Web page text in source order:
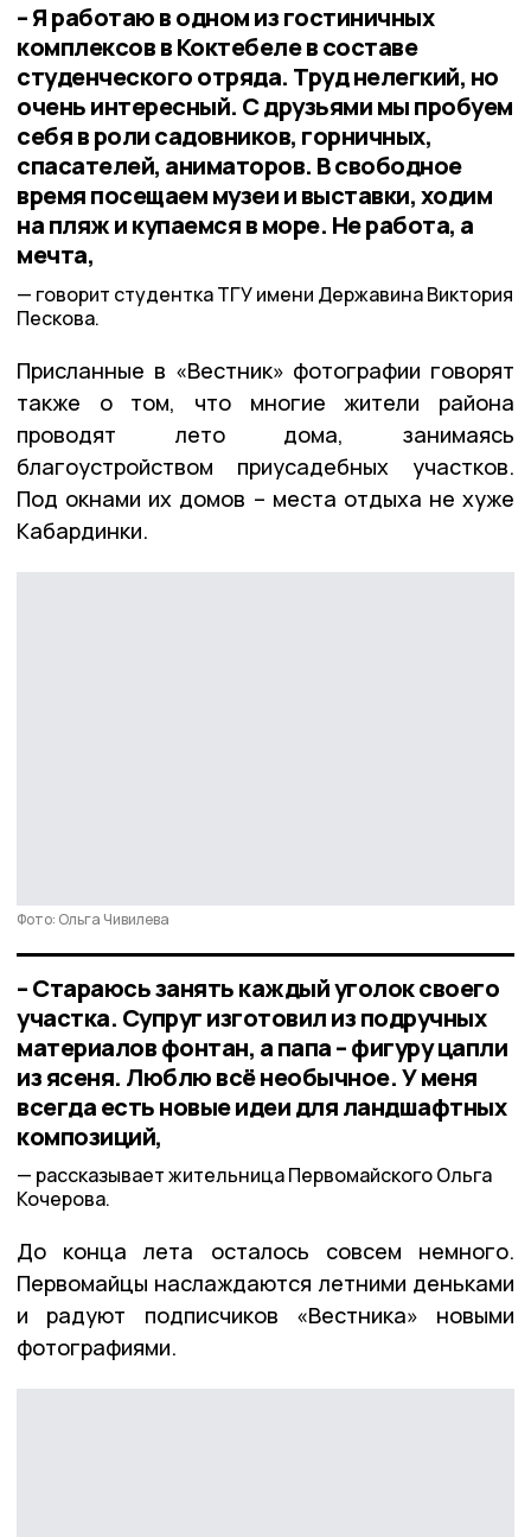
– Я работаю в одном из гостиничных
комплексов в Коктебеле в составе
студенческого отряда. Труд нелегкий, но
очень интересный. С друзьями мы пробуем
себя в роли садовников, горничных,
спасателей, аниматоров. В свободное
время посещаем музеи и выставки, ходим
на пляж и купаемся в море. Не работа, а
мечта,
говорит студентка ТГУ имени Державина Виктория
Пескова.
Присланные в «Вестник» фотографии говорят
также о том, что многие жители района
проводят лето дома, занимаясь
благоустройством приусадебных участков.
Под окнами их домов – места отдыха не хуже
Кабардинки.
Фото: Ольга Чивилева
– Стараюсь занять каждый уголок своего
участка. Супруг изготовил из подручных
материалов фонтан, а папа – фигуру цапли
из ясеня. Люблю всё необычное. У меня
всегда есть новые идеи для ландшафтных
композиций,
рассказывает жительница Первомайского Ольга
Кочерова.
До конца лета осталось совсем немного.
Первомайцы наслаждаются летними деньками
и радуют подписчиков «Вестника» новыми
фотографиями.